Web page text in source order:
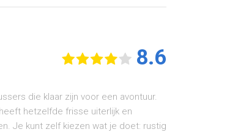
8.6
die klaar zijn voor een avontuur.
hetzelfde frisse uiterlijk en
Je kunt zelf kiezen wat je doet: rustig